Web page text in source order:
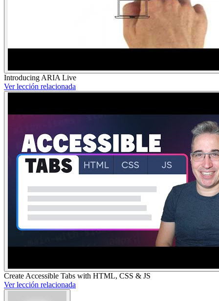
Introducing ARIA Live
Ver lección relacionada
Create Accessible Tabs with HTML, CSS & JS
Ver lección relacionada